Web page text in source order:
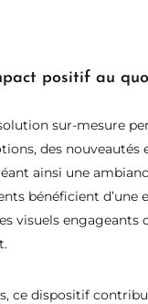
positif au
sur-mesure
des
ainsi une
bénéficient d’une
visuels
ce dispositif
.
Locales 2026
découvrez
et valorise votre